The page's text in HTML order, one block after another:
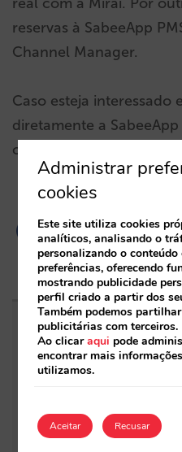
reservas à SabeeApp
Channel Manager.
Caso esteja interessado
diretamente a
correio eletrónico
Entradas
Dos boxes: tudo
plataforma unificada
Administrar
cookies
Este site utiliza cookies
analíticos, analisando o
personalizando o conteúdo
preferências, oferecendo
mostrando publicidade
perfil criado a partir dos
Também podemos
publicitárias com terceiros.
Ao clicaraqui pode
encontrar mais
utilizamos.
Aceitar Recusar